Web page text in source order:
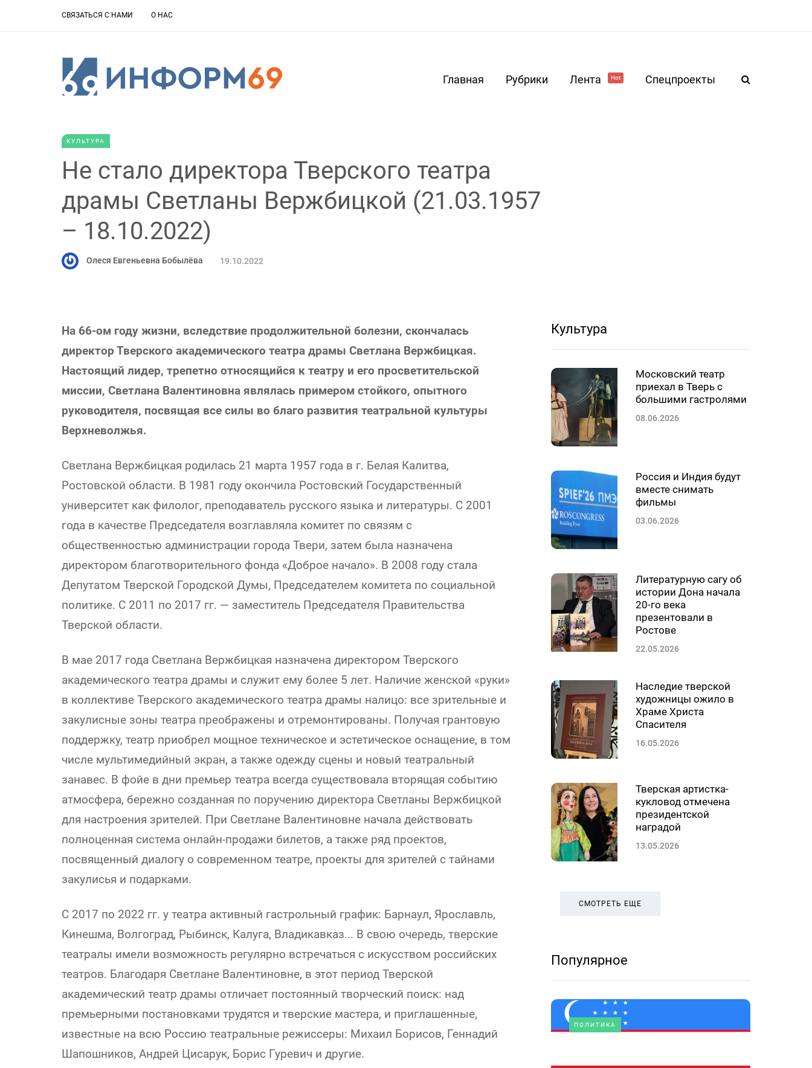
СВЯЗАТЬСЯ С НАМИ О НАС
Главная Рубрики Лента Hot Спецпроекты
КУЛЬТУРА
Не стало директора Тверского театра
драмы Светланы Вержбицкой (21.03.1957
– 18.10.2022)
Олеся Евгеньевна Бобылёва 19.10.2022
На 66-ом году жизни, вследствие продолжительной болезни, скончалась
директор Тверского академического театра драмы Светлана Вержбицкая.
Настоящий лидер, трепетно относящийся к театру и его просветительской
миссии, Светлана Валентиновна являлась примером стойкого, опытного
руководителя, посвящая все силы во благо развития театральной культуры
Верхневолжья.
Светлана Вержбицкая родилась 21 марта 1957 года в г. Белая Калитва,
Ростовской области. В 1981 году окончила Ростовский Государственный
университет как филолог, преподаватель русского языка и литературы. С 2001
года в качестве Председателя возглавляла комитет по связям с
общественностью администрации города Твери, затем была назначена
директором благотворительного фонда «Доброе начало». В 2008 году стала
Депутатом Тверской Городской Думы, Председателем комитета по социальной
политике. С 2011 по 2017 гг. — заместитель Председателя Правительства
Тверской области.
В мае 2017 года Светлана Вержбицкая назначена директором Тверского
академического театра драмы и служит ему более 5 лет. Наличие женской «руки»
в коллективе Тверского академического театра драмы налицо: все зрительные и
закулисные зоны театра преображены и отремонтированы. Получая грантовую
поддержку, театр приобрел мощное техническое и эстетическое оснащение, в том
числе мультимедийный экран, а также одежду сцены и новый театральный
занавес. В фойе в дни премьер театра всегда существовала вторящая событию
атмосфера, бережно созданная по поручению директора Светланы Вержбицкой
для настроения зрителей. При Светлане Валентиновне начала действовать
полноценная система онлайн-продажи билетов, а также ряд проектов,
посвященный диалогу о современном театре, проекты для зрителей с тайнами
закулисья и подарками.
С 2017 по 2022 гг. у театра активный гастрольный график: Барнаул, Ярославль,
Кинешма, Волгоград, Рыбинск, Калуга, Владикавказ... В свою очередь, тверские
театралы имели возможность регулярно встречаться с искусством российских
театров. Благодаря Светлане Валентиновне, в этот период Тверской
академический театр драмы отличает постоянный творческий поиск: над
премьерными постановками трудятся и тверские мастера, и приглашенные,
известные на всю Россию театральные режиссеры: Михаил Борисов, Геннадий
Шапошников, Андрей Цисарук, Борис Гуревич и другие.
Культура
Московский театр
приехал в Тверь с
большими гастролями
08.06.2026
Россия и Индия будут
вместе снимать
фильмы
03.06.2026
Литературную сагу об
истории Дона начала
20-го века
презентовали в
Ростове
22.05.2026
Наследие тверской
художницы ожило в
Храме Христа
Спасителя
16.05.2026
Тверская артистка-
кукловод отмечена
президентской
наградой
13.05.2026
СМОТРЕТЬ ЕЩЕ
Популярное
ПОЛИТИКА